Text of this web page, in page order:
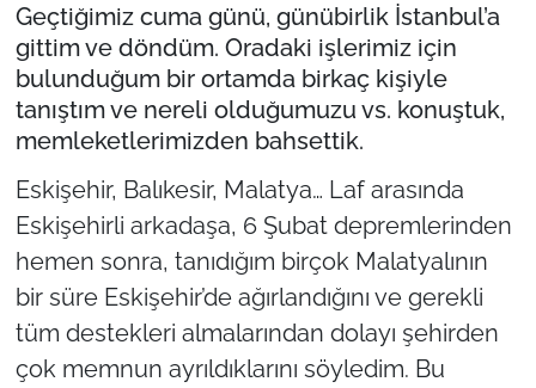
Geçtiğimiz cuma günü, günübirlik İstanbul’a
gittim ve döndüm. Oradaki işlerimiz için
bulunduğum bir ortamda birkaç kişiyle
tanıştım ve nereli olduğumuzu vs. konuştuk,
memleketlerimizden bahsettik.
Eskişehir, Balıkesir, Malatya… Laf arasında
Eskişehirli arkadaşa, 6 Şubat depremlerinden
hemen sonra, tanıdığım birçok Malatyalının
bir süre Eskişehir’de ağırlandığını ve gerekli
tüm destekleri almalarından dolayı şehirden
çok memnun ayrıldıklarını söyledim. Bu